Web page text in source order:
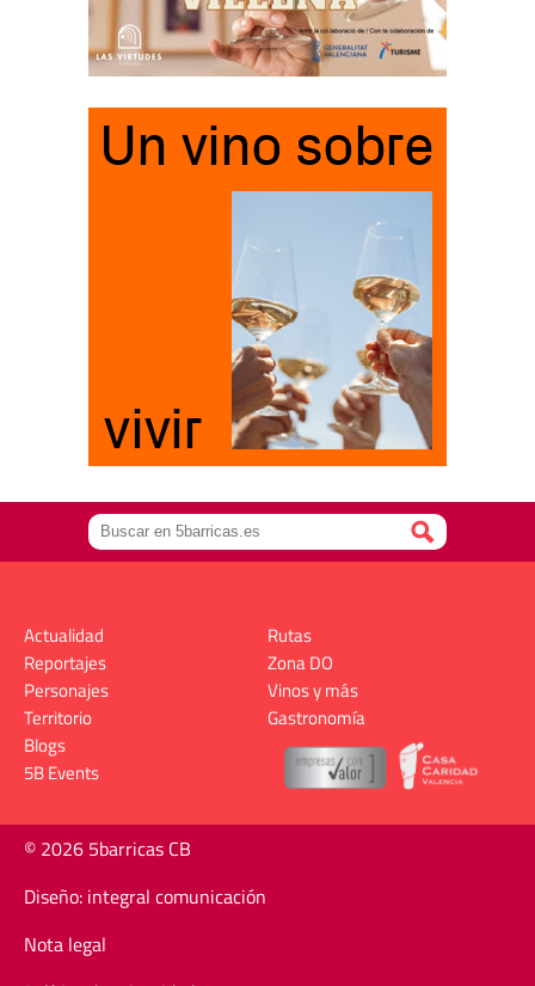
Actualidad
Reportajes
Personajes
Territorio
Rutas
Zona DO
Vinos y más
Gastronomía
Blogs
5B Events
© 2026 5barricas CB
Diseño: integral comunicación
Nota legal